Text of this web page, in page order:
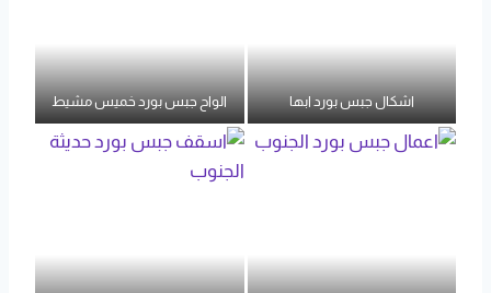
اشكال جبس بورد ابها الواح جبس بورد خميس مشيط